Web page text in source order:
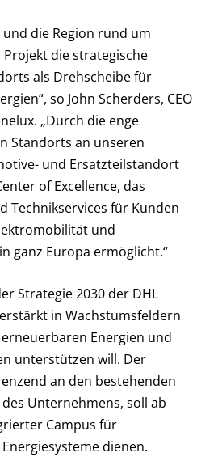
die Region rund um
die strategische
als Drehscheibe für
so John Scherders, CEO
„Durch die enge
Standorts an unseren
und Ersatzteilstandort
of Excellence, das
Technikservices für Kunden
und
ganz Europa ermöglicht.“
Strategie 2030 der DHL
in Wachstumsfeldern
Energien und
unterstützen will. Der
an den bestehenden
Unternehmens, soll ab
Campus für
dienen.